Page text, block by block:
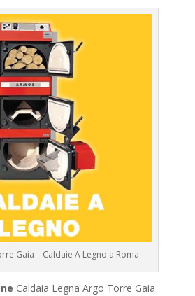
Gaia – Caldaie A Legno a Roma
Caldaia Legna Argo Torre Gaia